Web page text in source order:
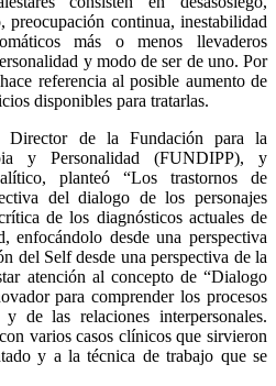
preocupación continua, inestabilidad
más o menos llevaderos
y modo de ser de uno. Por
referencia al posible aumento de
disponibles para tratarlas.
Director de la Fundación para la
y Personalidad (FUNDIPP), y
planteó “Los trastornos de
del dialogo de los personajes
de los diagnósticos actuales de
enfocándolo desde una perspectiva
del Self desde una perspectiva de la
atención al concepto de “Dialogo
para comprender los procesos
de las relaciones interpersonales.
varios casos clínicos que sirvieron
y a la técnica de trabajo que se